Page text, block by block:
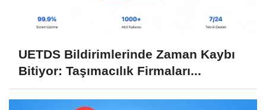
UETDS Bildirimlerinde Zaman Kaybı
Bitiyor: Taşımacılık Firmaları...